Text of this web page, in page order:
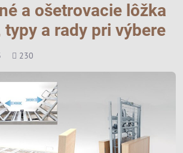
a ošetrovacie lôžka
a rady pri výbere
Počet
230